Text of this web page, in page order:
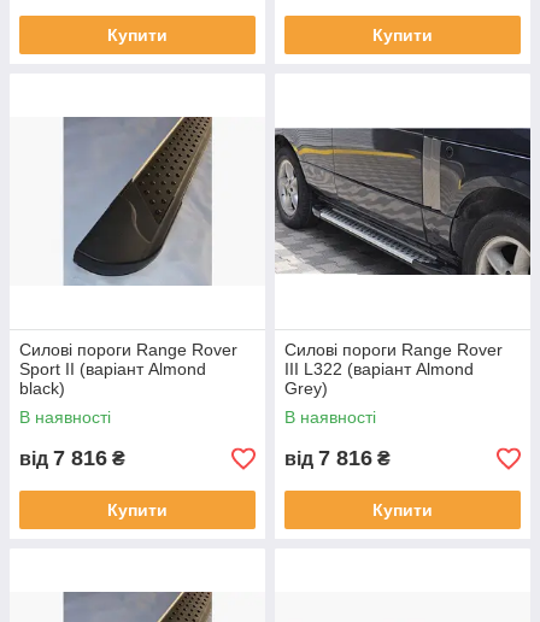
Купити Купити
Силові пороги Range Rover
Sport II (варіант Almond
black)
В наявності
від 7 816 ₴
Купити
Силові пороги Range Rover
III L322 (варіант Almond
Grey)
В наявності
від 7 816 ₴
Купити